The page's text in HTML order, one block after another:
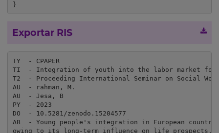
}
Exportar RIS
TY  - CPAPER
TI  - Integration of youth into the labor market for
T2  - Proceeding International Seminar on Social Work
AU  - rahman, M.
AU  - Jesa, B
PY  - 2023
DO  - 10.5281/zenodo.15204577
AB  - Young people's integration in European
owing to its long-term influence on life prospects.